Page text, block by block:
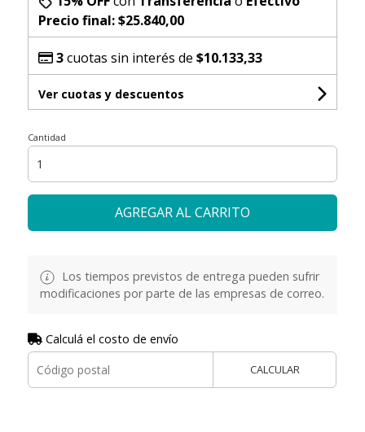
Precio final:$25.840,00
3cuotas sin interés de $10.133,33
Ver cuotas y descuentos
Cantidad
AGREGAR AL CARRITO
Los tiempos previstos de entrega pueden sufrir
modificaciones por parte de las empresas de correo.
Calculá el costo de envío
CALCULAR